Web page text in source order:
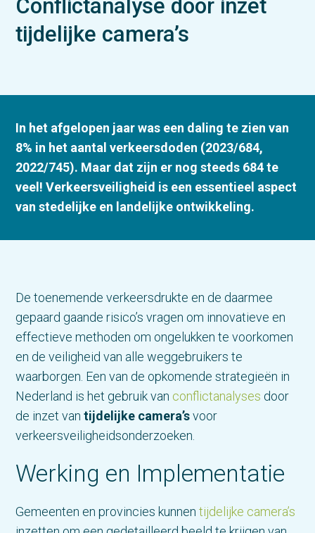
Conflictanalyse door inzet
tijdelijke camera’s
In het afgelopen jaar was een daling te zien van
8% in het aantal verkeersdoden (2023/684,
2022/745). Maar dat zijn er nog steeds 684 te
veel! Verkeersveiligheid is een essentieel aspect
van stedelijke en landelijke ontwikkeling.
De toenemende verkeersdrukte en de daarmee
gepaard gaande risico’s vragen om innovatieve en
effectieve methoden om ongelukken te voorkomen
en de veiligheid van alle weggebruikers te
waarborgen. Een van de opkomende strategieën in
Nederland is het gebruik van conflictanalyses door
de inzet vantijdelijke camera’svoor
verkeersveiligheidsonderzoeken.
Werking en Implementatie
Gemeenten en provincies kunnentijdelijke camera’s